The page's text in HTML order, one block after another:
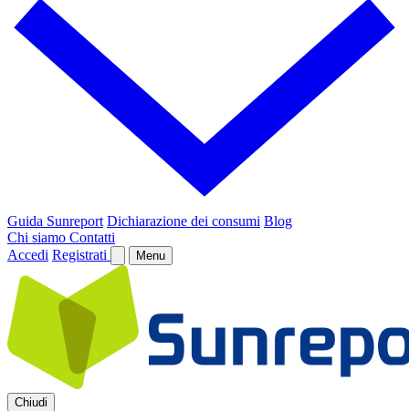
Guida Sunreport Dichiarazione dei consumi Blog
Chi siamo Contatti
Accedi Registrati Menu
Chiudi